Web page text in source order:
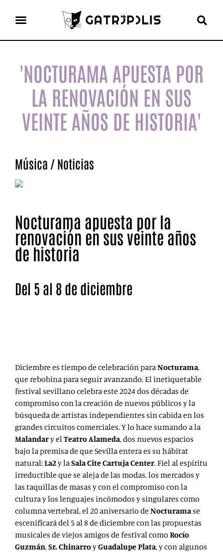
'NOCTURAMA APUESTA POR
LA RENOVACIÓN EN SUS
VEINTE AÑOS DE HISTORIA'
Música /Noticias
Nocturama apuesta por la
renovación en sus veinte años
de historia
Del 5 al 8 de diciembre
Diciembre es tiempo de celebración paraNocturama,
que rebobina para seguir avanzando. El inetiquetable
festival sevillano celebra este 2024 dos décadas de
compromiso con la creación de nuevos públicos y la
búsqueda de artistas independientes sin cabida en los
grandes circuitos comerciales. Y lo hace sumando a la
Malandary elTeatro Alameda, dos nuevos espacios
bajo la premisa de que Sevilla entera es su hábitat
natural:La2y laSala Cite Cartuja Center. Fiel al espíritu
irreductible que se aleja de las modas, los mercados y
las taquillas de masas y con el compromiso con la
cultura y los lenguajes incómodos y singulares como
columna vertebral, el 20 aniversario de Nocturamase
escenificará del 5 al 8 de diciembre con las propuestas
musicales de viejos amigos de festival como Rocío
Guzmán,Sr. ChinarroyGuadalupe Plata, y con algunos